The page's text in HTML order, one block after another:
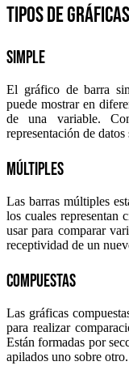
Tipos de
Simple
El gráfico de barra
puede mostrar en
de una variable.
representación de datos
Múltiples
Las barras múltiples
los cuales representan
usar para comparar
receptividad de un
Compuestas
Las gráficas
para realizar
Están formadas por
apilados uno sobre otro.